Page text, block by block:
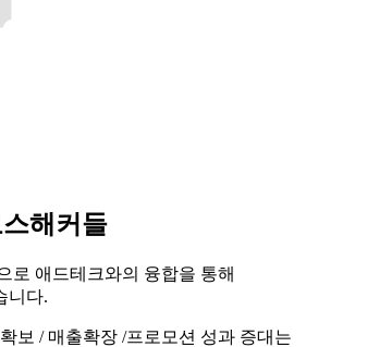
해커들
로 애드테크와의 융합을 통해
니다.
보 / 매출확장 /프로모션 성과 증대는